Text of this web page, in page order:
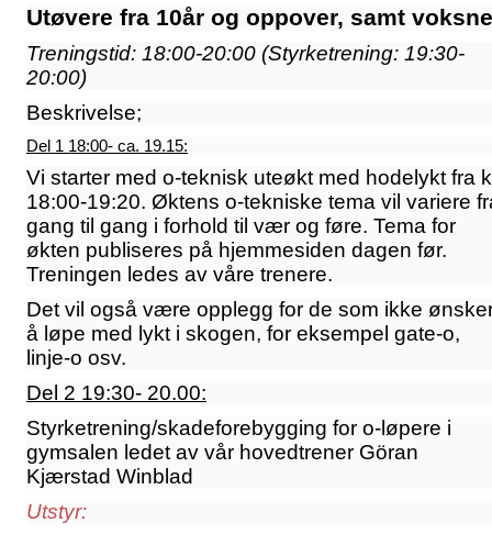
Utøvere fra 10år og oppover, samt
Treningstid: 18:00-20:00 (Styrketrening: 19:30-
20:00)
Beskrivelse;
Del 1 18:00- ca. 19.15:
Vi starter med o-teknisk uteøkt med hodelykt fra
18:00-19:20. Øktens o-tekniske tema vil variere
gang til gang i forhold til vær og føre. Tema for
økten publiseres på hjemmesiden dagen før.
Treningen ledes av våre trenere.
Det vil også være opplegg for de som ikke
å løpe med lykt i skogen, for eksempel gate-o,
linje-o osv.
Del 2 19:30- 20.00:
Styrketrening/skadeforebygging for o-løpere i
gymsalen ledet av vår hovedtrener Göran
Kjærstad Winblad
Utstyr: